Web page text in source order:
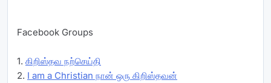
Facebook Groups
1. கிறிஸ்தவ நற்செய்தி
2. I am a Christian நான் ஒரு கிறிஸ்தவன்